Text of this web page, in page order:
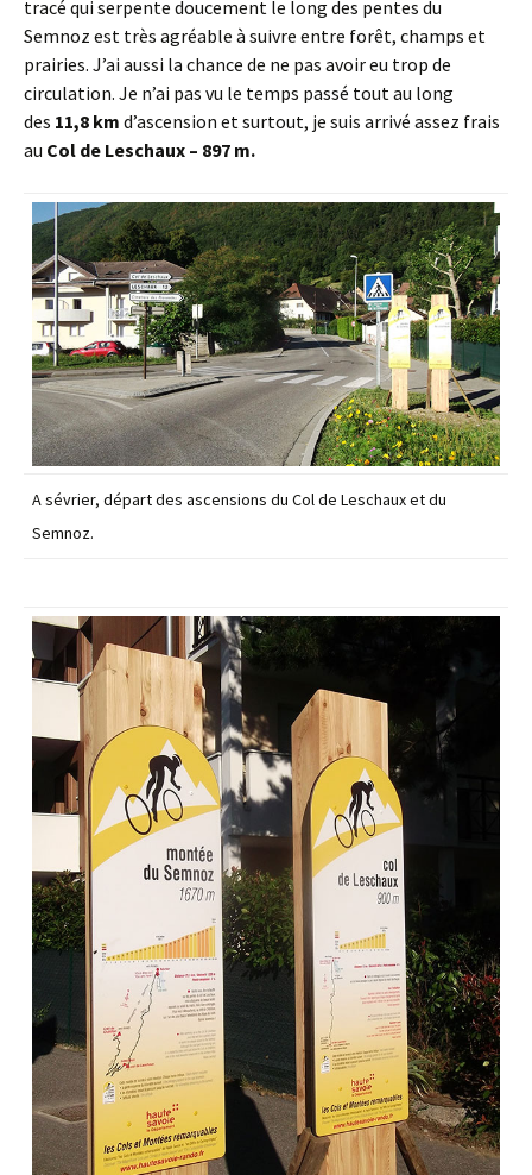
tracé qui serpente doucement le long des pentes du
Semnoz est très agréable à suivre entre forêt, champs et
prairies. J’ai aussi la chance de ne pas avoir eu trop de
circulation. Je n’ai pas vu le temps passé tout au long
des 11,8 km d’ascension et surtout, je suis arrivé assez frais
au Col de Leschaux – 897 m.
A sévrier, départ des ascensions du Col de Leschaux et du
Semnoz.